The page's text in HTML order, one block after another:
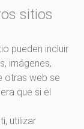
sitios
pueden incluir
imágenes,
otras web se
que si el
utilizar